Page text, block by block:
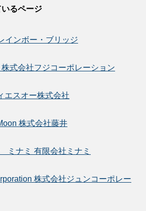
るページ
インボー・ブリッジ
式会社フジコーポレーション
スオー株式会社
株式会社藤井
ミナミ 有限会社ミナミ
株式会社ジュンコーポレー